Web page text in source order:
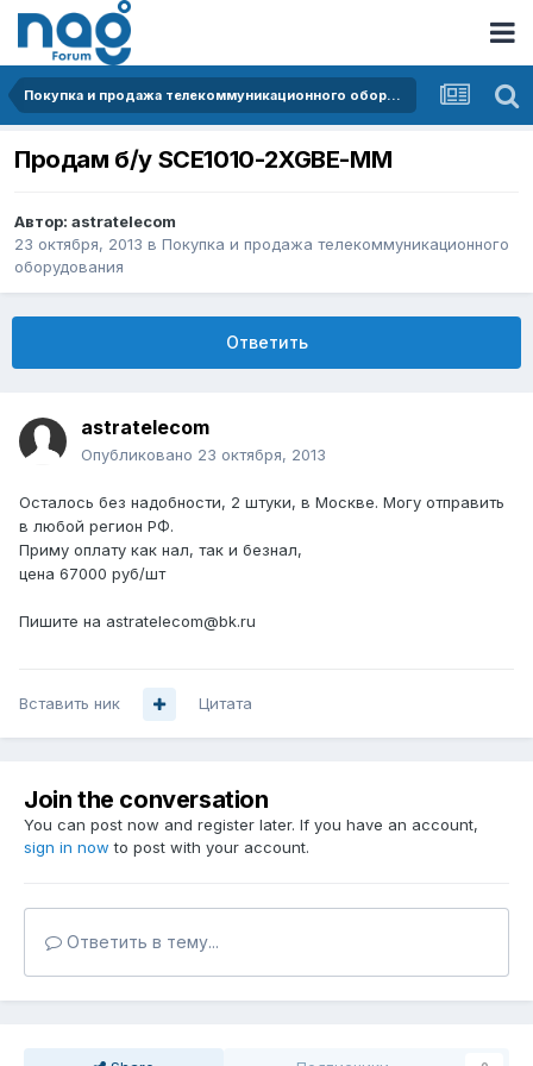
Покупка и продажа телекоммуникационного оборудования
Продам б/у SCE1010-2XGBE-MM
Автор: astratelecom
23 октября, 2013 в Покупка и продажа телекоммуникационного
оборудования
Ответить
astratelecom
Опубликовано 23 октября, 2013
Осталось без надобности, 2 штуки, в Москве. Могу отправить
в любой регион РФ.
Приму оплату как нал, так и безнал,
цена 67000 руб/шт
Пишите на astratelecom@bk.ru
Вставить ник Цитата
Join the conversation
You can post now and register later. If you have an account,
sign in now to post with your account.
Ответить в тему...